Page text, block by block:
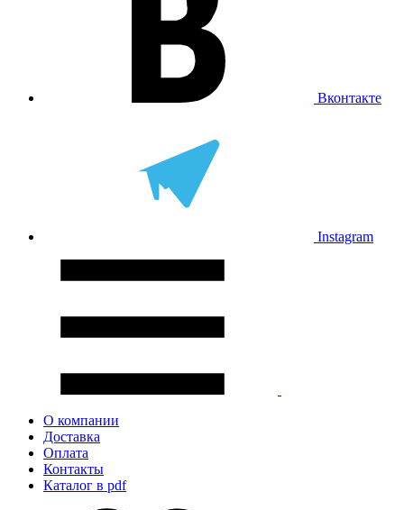
Вконтакте
Instagram
О компании
Доставка
Оплата
Контакты
Каталог в pdf